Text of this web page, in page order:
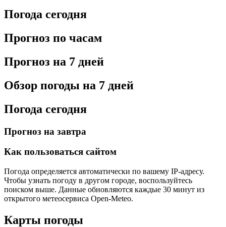
Погода сегодня
Прогноз по часам
Прогноз на 7 дней
Обзор погоды на 7 дней
Погода сегодня
Прогноз на завтра
Как пользоваться сайтом
Погода определяется автоматически по вашему IP-адресу.
Чтобы узнать погоду в другом городе, воспользуйтесь
поиском выше. Данные обновляются каждые 30 минут из
открытого метеосервиса Open-Meteo.
Карты погоды